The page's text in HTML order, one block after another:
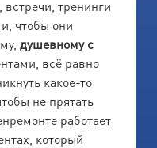
тренинги
чтобы они
душевному с
всё равно
какое-то
не прятать
работает
который